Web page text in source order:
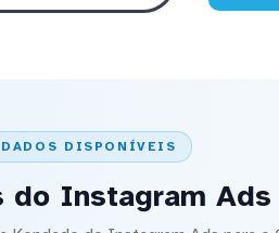
DADOS DISPONÍVEIS
do Instagram Ads